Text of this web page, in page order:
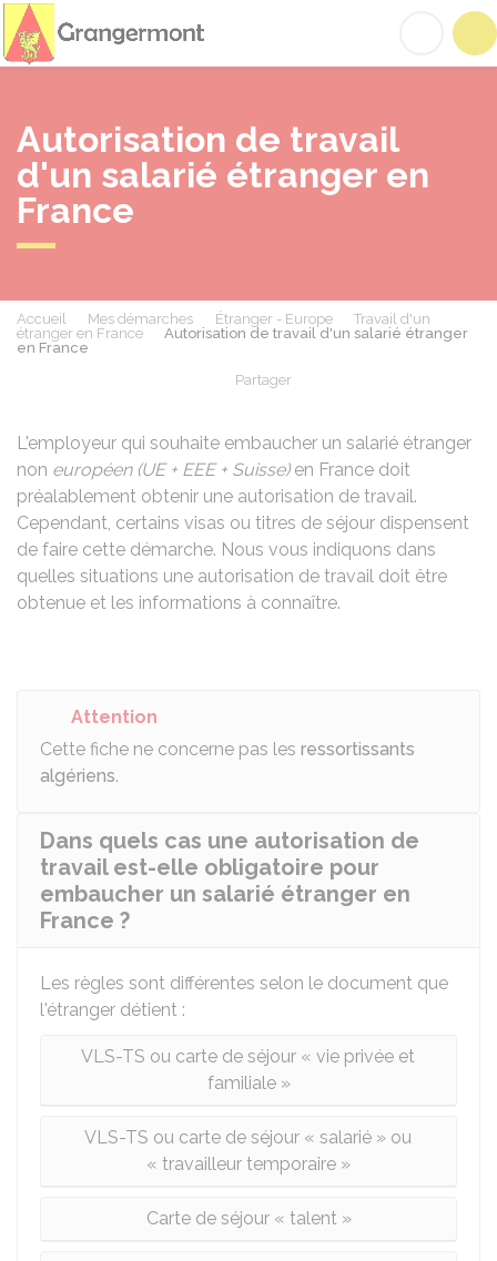
Autorisation de travail
d'un salarié étranger en
France
Accueil Mes démarches Étranger - Europe
Travail d'un
étranger en France
Autorisation de travail d'un salarié étranger
en France
Partager
L'employeur qui souhaite embaucher un salarié étranger
non européen (UE + EEE + Suisse)en France doit
préalablement obtenir une autorisation de travail.
Cependant, certains visas ou titres de séjour dispensent
de faire cette démarche. Nous vous indiquons dans
quelles situations une autorisation de travail doit être
obtenue et les informations à connaître.
Attention
Cette fiche ne concerne pas les ressortissants
algériens.
Dans quels cas une autorisation de
travail est-elle obligatoire pour
embaucher un salarié étranger en
France ?
Les règles sont différentes selon le document que
l'étranger détient :
VLS-TS ou carte de séjour « vie privée et
familiale »
VLS-TS ou carte de séjour « salarié » ou
« travailleur temporaire »
Carte de séjour « talent »